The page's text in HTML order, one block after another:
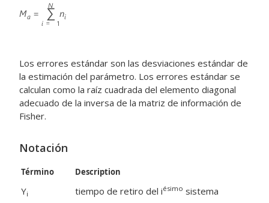
Los errores estándar son las desviaciones estándar de
la estimación del parámetro. Los errores estándar se
calculan como la raíz cuadrada del elemento diagonal
adecuado de la inversa de la matriz de información de
Fisher.
Notación
Término Description
Yi tiempo de retiro del iésimo sistema